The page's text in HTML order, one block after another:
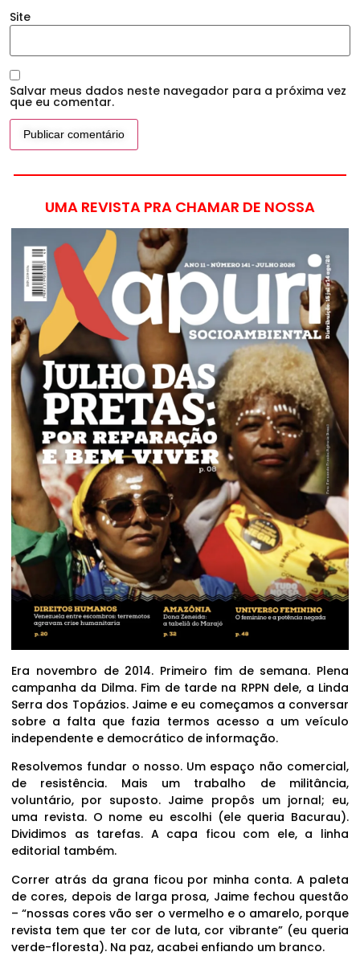
Site
Salvar meus dados neste navegador para a próxima vez
que eu comentar.
UMA REVISTA PRA CHAMAR DE NOSSA
Era novembro de 2014. Primeiro fim de semana. Plena
campanha da Dilma. Fim de tarde na RPPN dele, a Linda
Serra dos Topázios. Jaime e eu começamos a conversar
sobre a falta que fazia termos acesso a um veículo
independente e democrático de informação.
Resolvemos fundar o nosso. Um espaço não comercial,
de resistência. Mais um trabalho de militância,
voluntário, por suposto. Jaime propôs um jornal; eu,
uma revista. O nome eu escolhi (ele queria Bacurau).
Dividimos as tarefas. A capa ficou com ele, a linha
editorial também.
Correr atrás da grana ficou por minha conta. A paleta
de cores, depois de larga prosa, Jaime fechou questão
– “nossas cores vão ser o vermelho e o amarelo, porque
revista tem que ter cor de luta, cor vibrante” (eu queria
verde-floresta). Na paz, acabei enfiando um branco.